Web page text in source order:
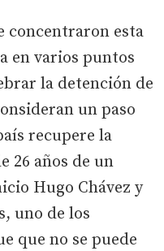
concentraron esta
en varios puntos
la detención de
un paso
recupere la
26 años de un
Hugo Chávez y
uno de los
que no se puede